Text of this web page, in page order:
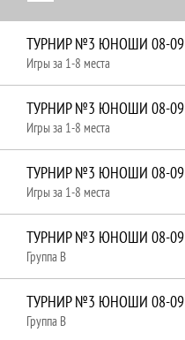
ТУРНИР №3 ЮНОШИ 08-09
Игры за 1-8 места
ТУРНИР №3 ЮНОШИ 08-09
Игры за 1-8 места
ТУРНИР №3 ЮНОШИ 08-09
Игры за 1-8 места
ТУРНИР №3 ЮНОШИ 08-09
Группа B
ТУРНИР №3 ЮНОШИ 08-09
Группа B